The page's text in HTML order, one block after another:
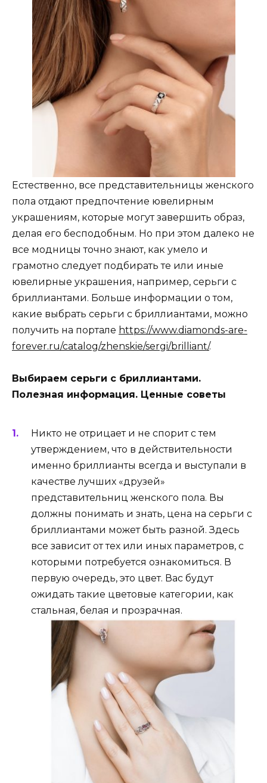
Естественно, все представительницы женского
пола отдают предпочтение ювелирным
украшениям, которые могут завершить образ,
делая его бесподобным. Но при этом далеко не
все модницы точно знают, как умело и
грамотно следует подбирать те или иные
ювелирные украшения, например, серьги с
бриллиантами. Больше информации о том,
какие выбрать серьги с бриллиантами, можно
получить на портале https://www.diamonds-are-
forever.ru/catalog/zhenskie/sergi/brilliant/.
Выбираем серьги с бриллиантами.
Полезная информация. Ценные советы
Никто не отрицает и не спорит с тем
утверждением, что в действительности
именно бриллианты всегда и выступали в
качестве лучших «друзей»
представительниц женского пола. Вы
должны понимать и знать, цена на серьги с
бриллиантами может быть разной. Здесь
все зависит от тех или иных параметров, с
которыми потребуется ознакомиться. В
первую очередь, это цвет. Вас будут
ожидать такие цветовые категории, как
стальная, белая и прозрачная.